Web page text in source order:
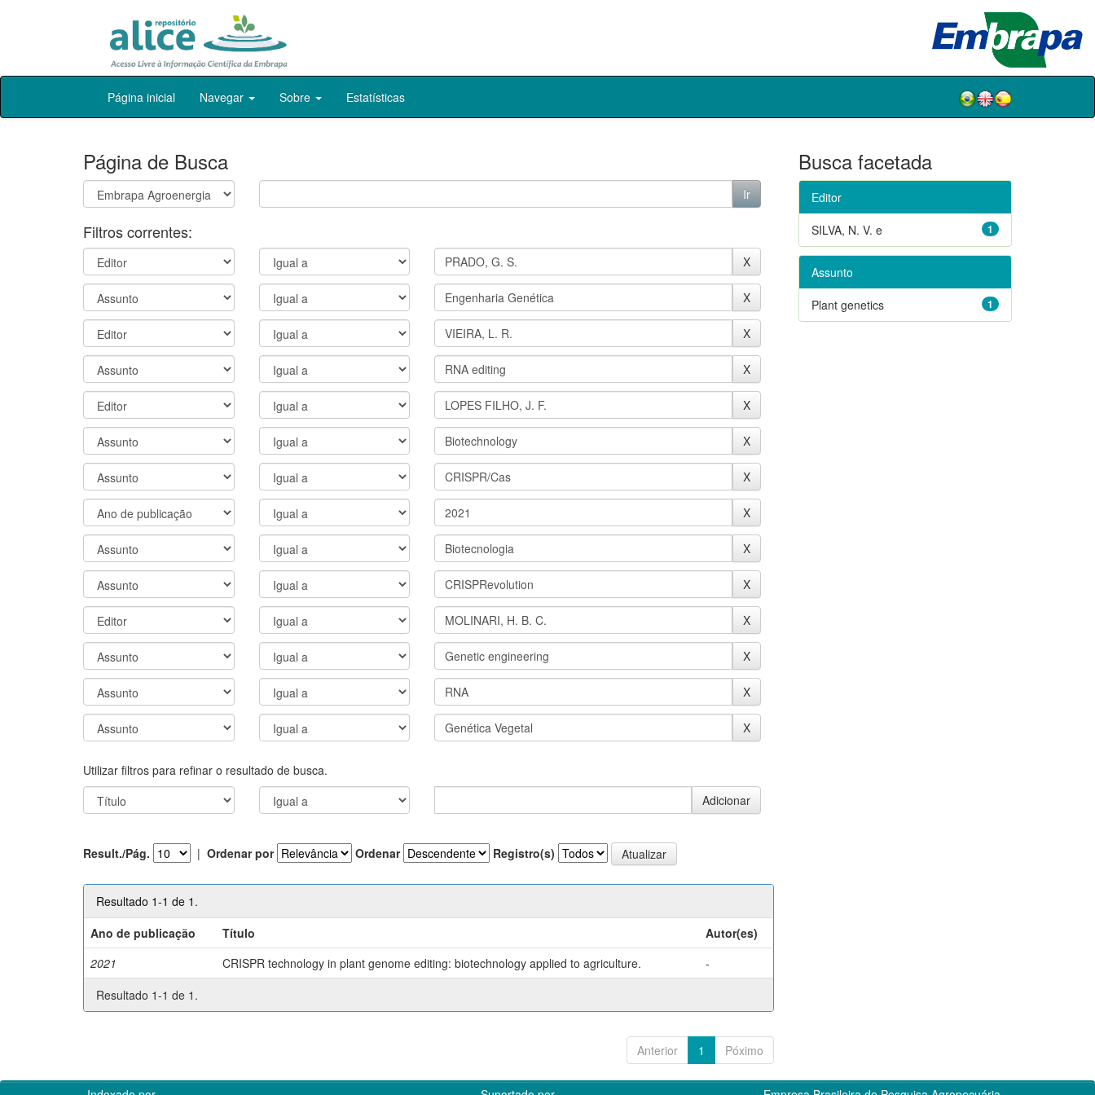
Skip
Página inicial Navegar Sobre Estatísticas
Página de Busca
Filtros correntes:
Utilizar filtros para refinar o resultado de busca.
Result./Pág. | Ordenar por Ordenar Registro(s)
Resultado 1-1 de 1.
Ano de publicação
Título
Autor(es)
2021
CRISPR technology in plant genome editing: biotechnology applied to agriculture.
-
Resultado 1-1 de 1.
Anterior 1 Póximo
Busca facetada
Editor
1
SILVA, N. V. e
Assunto
1
Plant genetics